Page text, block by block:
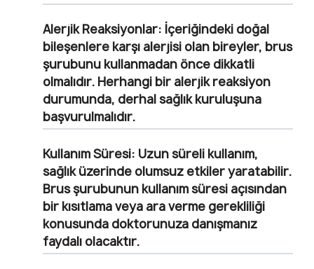
Alerjik Reaksiyonlar: İçeriğindeki doğal
bileşenlere karşı alerjisi olan bireyler, brus
şurubunu kullanmadan önce dikkatli
olmalıdır. Herhangi bir alerjik reaksiyon
durumunda, derhal sağlık kuruluşuna
başvurulmalıdır.
Kullanım Süresi: Uzun süreli kullanım,
sağlık üzerinde olumsuz etkiler yaratabilir.
Brus şurubunun kullanım süresi açısından
bir kısıtlama veya ara verme gerekliliği
konusunda doktorunuza danışmanız
faydalı olacaktır.